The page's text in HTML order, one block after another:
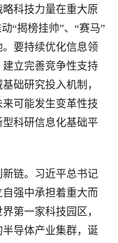
科技力量在重大原
“揭榜挂帅”、“赛马”
要持续优化信息领
立完善竞争性支持
础研究投入机制，
可能发生变革性技
科研信息化基础平
链。习近平总书记
强中承担着重大而
第一家科技园区，
导体产业集群，诞